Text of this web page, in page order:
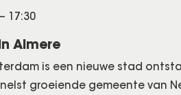
17:30
Almere
is een nieuwe stad
groeiende gemeente van